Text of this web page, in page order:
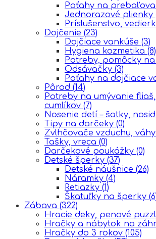
Poťahy na
Jednorazové plienky
Príslušenstvo,
Dojčenie (23)
Dojčiace vankúše (3)
Hygiena kozmetika (8)
Potreby, pomôcky
Odsávačky (3)
Poťahy na dojčiace
Pôrod (14)
Potreby na umývanie
cumlíkov (7)
Nosenie detí – šatky,
Tipy na darčeky (0)
Zvlhčovače vzduchu, váhy
Tašky, vreca (0)
Darčekové poukážky (0)
Detské šperky (37)
Detské náušnice (26)
Náramky (4)
Retiazky (1)
Škatuľky na šperky
Zábava (322)
Hracie deky, penové
Hračky a nábytok na
Hračky do 3 rokov (105)